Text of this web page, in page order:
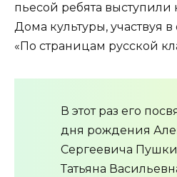
пьесой ребята выступили
Дома культуры, участвуя
«По страницам русской
В этот раз его
дня рождения
Сергеевича
Татьяна